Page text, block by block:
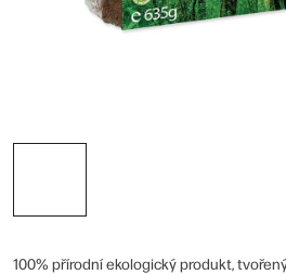
100% přírodní ekologický produkt,